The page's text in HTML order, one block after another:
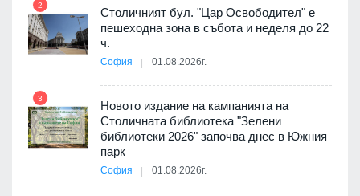
2
Столичният бул. "Цар Освободител" е
пешеходна зона в събота и неделя до 22
ч.
София 01.08.2026г.
3
Новото издание на кампанията на
Столичната библиотека "Зелени
библиотеки 2026" започва днес в Южния
парк
София 01.08.2026г.